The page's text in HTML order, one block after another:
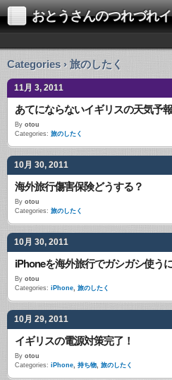
おとうさんのつれづれ
Categories › 旅のしたく
11月 3, 2011
あてにならないイギリスの天気予報
By otou
Categories: 旅のしたく
10月 30, 2011
海外旅行傷害保険どうする？
By otou
Categories: 旅のしたく
10月 30, 2011
iPhoneを海外旅行でガシガシ使う
By otou
Categories: iPhone, 旅のしたく
10月 29, 2011
イギリスの電源対策完了！
By otou
Categories: iPhone, 持ち物, 旅のしたく